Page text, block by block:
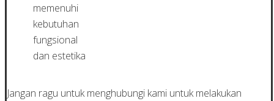
memenuhi
kebutuhan
fungsional
dan estetika
Jangan ragu untuk menghubungi kami untuk melakukan